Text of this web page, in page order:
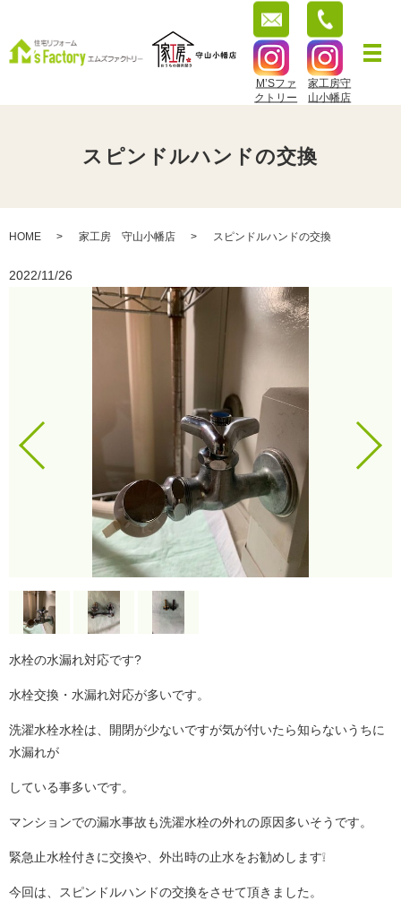
M’Sファ
クトリー
家工房守
山小幡店
スピンドルハンドの交換
HOME 家工房 守山小幡店 スピンドルハンドの交換
2022/11/26
水栓の水漏れ対応です?
水栓交換・水漏れ対応が多いです。
洗濯水栓水栓は、開閉が少ないですが気が付いたら知らないうちに
水漏れが
している事多いです。
マンションでの漏水事故も洗濯水栓の外れの原因多いそうです。
緊急止水栓付きに交換や、外出時の止水をお勧めします❕
今回は、スピンドルハンドの交換をさせて頂きました。